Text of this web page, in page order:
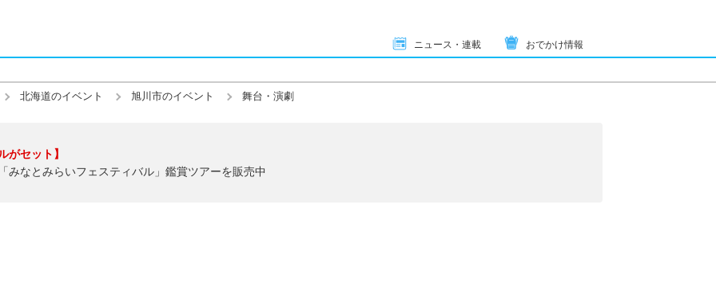
ニュース・連載 おでかけ情報
北海道のイベント 旭川市のイベント 舞台・演劇
がセット】
みなとみらいフェスティバル」鑑賞ツアーを販売中